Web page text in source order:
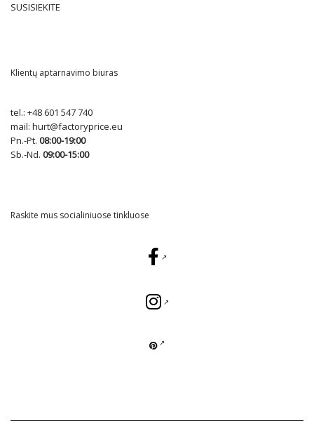
SUSISIEKITE
Klientų aptarnavimo biuras
tel.: +48 601 547 740
mail: hurt@factoryprice.eu
Pn.-Pt. 08:00-19:00
Sb.-Nd. 09:00-15:00
Raskite mus socialiniuose tinkluose